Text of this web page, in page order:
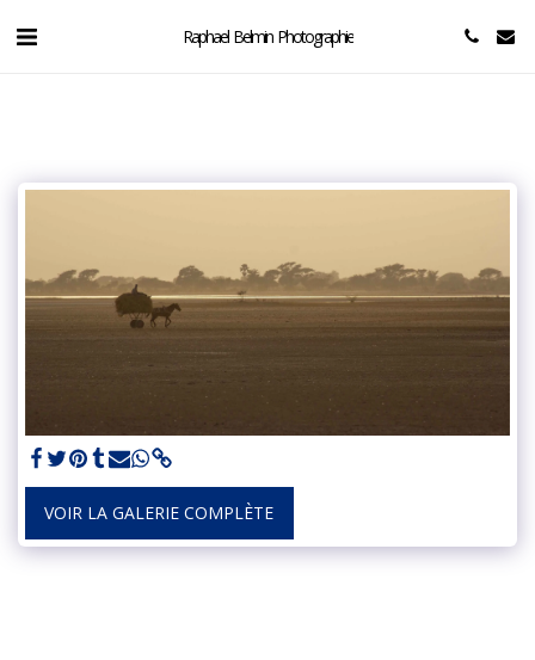
Raphael Belmin Photographie
VOIR LA GALERIE COMPLÈTE